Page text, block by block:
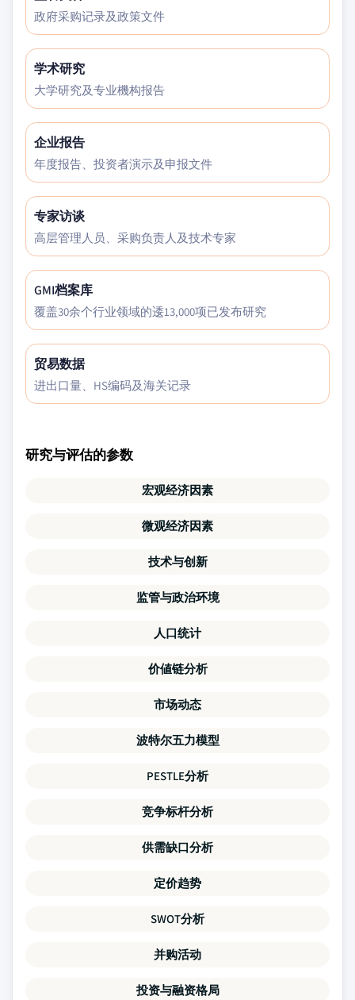
政府采购记录及政策文件
学术研究
大学研究及专业機构报告
企业报告
年度报告、投资者演示及申报文件
专家访谈
高层管理人员、采购负责人及技术专家
GMI档案库
覆盖30余个行业领域的逶13,000项已发布研究
贸易数据
进出口量、HS编码及海关记录
研究与评估的参数
宏观经济因素
微观经济因素
技术与创新
监管与政治环境
人口统计
价値链分析
市场动态
波特尔五力模型
PESTLE分析
竞争标杆分析
供需缺口分析
定价趋势
SWOT分析
并购活动
投资与融资格局